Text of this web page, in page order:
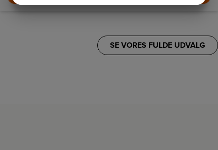
SE VORES FULDE UDVALG
MARKETING STATISTIK